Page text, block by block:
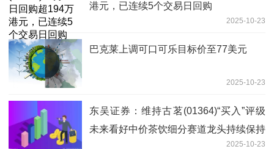
港元，已连续5个交易日回购
2025-10-23
巴克莱上调可口可乐目标价至77美元
2025-10-23
东吴证券：维持古茗(01364)“买入”评级
未来看好中价茶饮细分赛道龙头持续保持
2025-10-23